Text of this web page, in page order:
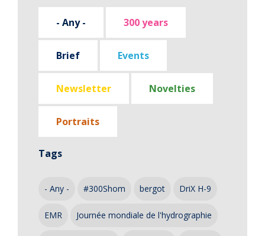
- Any - 300 years
Brief Events
Newsletter Novelties
Portraits
Tags
- Any - #300Shom bergot DriX H-9
EMR Journée mondiale de l'hydrographie